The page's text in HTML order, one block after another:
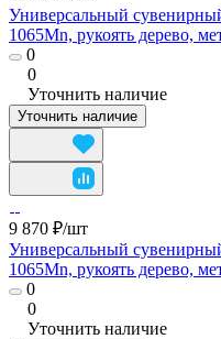
Универсальный
1065Mn, рукоять дерево,
0
0
Уточнить наличие
Уточнить наличие
9 870 ₽/шт
Универсальный
1065Mn, рукоять дерево,
0
0
Уточнить наличие